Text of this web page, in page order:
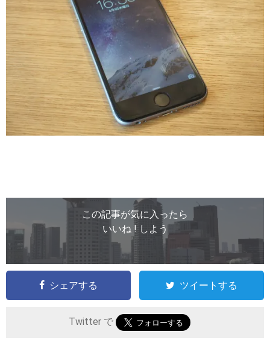
この記事が気に入ったら
いいね ! しよう
シェアする ツイートする
Twitter で